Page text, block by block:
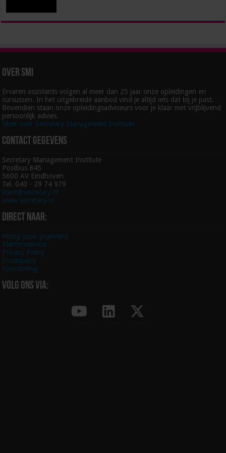
Over SMI
Ervaren assistants volgen al meer dan 25 jaar onze opleidingen en
cursussen. In het uitgebreide aanbod vind je altijd iets dat bij je past.
Bovendien staan onze opleidingsadviseurs voor je klaar met vrijblijvend
persoonlijk advies.
Meer over Secretary Management Institute
Contact gegevens
Secretary Management Institute
Postbus 845
5600 AV Eindhoven
Tel. 040 - 29 74 979
klant@secretary.nl
www.secretary.nl
Direct naar:
Wijzig jouw gegevens
Klantenservice
Privacy Policy
Incompany
Sponsoring
Volg ons via: